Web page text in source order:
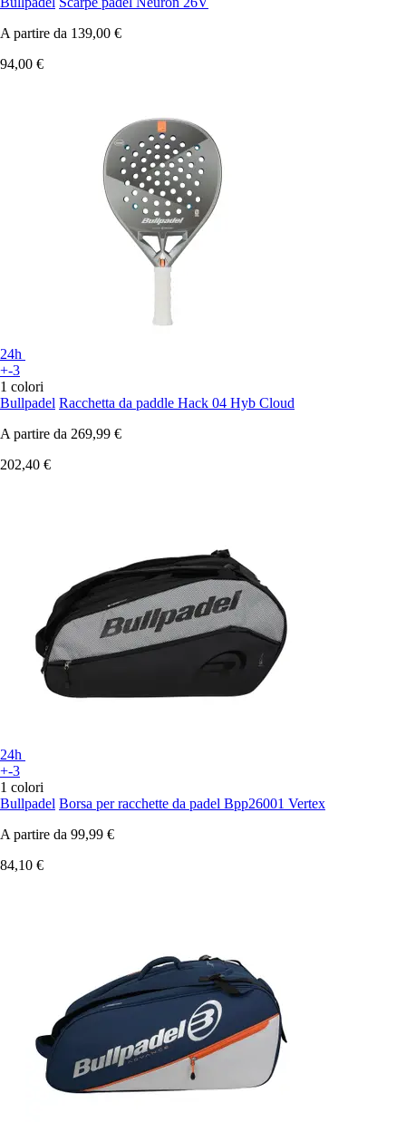
A partire da 139,00 €
94,00 €
24h
+-3
1 colori
Bullpadel Racchetta da paddle Hack 04 Hyb Cloud
A partire da 269,99 €
202,40 €
24h
+-3
1 colori
Bullpadel Borsa per racchette da padel Bpp26001 Vertex
A partire da 99,99 €
84,10 €